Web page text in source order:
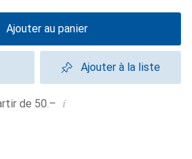
Ajouter au panier
Ajouter à la liste
de 50.– i